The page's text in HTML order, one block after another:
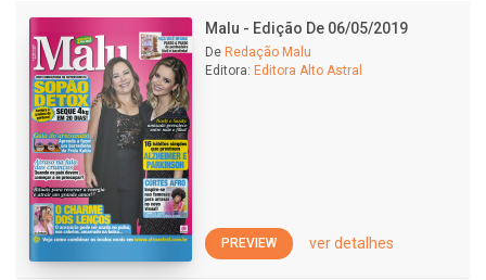
Malu - Edição De 06/05/2019
De Redação Malu
Editora: Editora Alto Astral
PREVIEW ver detalhes